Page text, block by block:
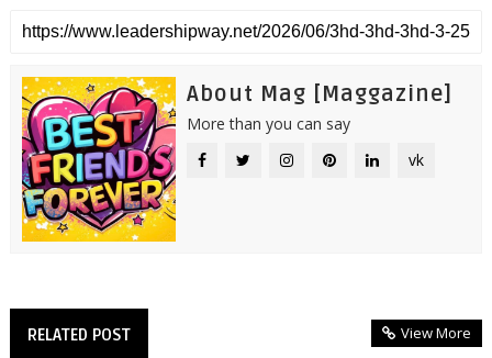
About Mag [Maggazine]
More than you can say
vk
RELATED POST View More